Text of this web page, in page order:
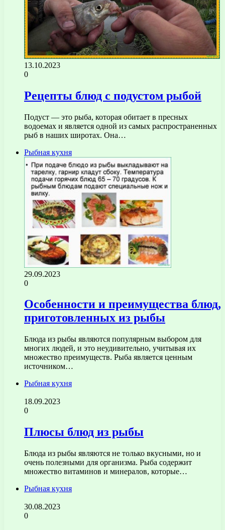
13.10.2023
0
Рецепты блюд с подустом рыбой
Подуст — это рыба, которая обитает в пресных
водоемах и является одной из самых распространенных
рыб в наших широтах. Она…
Рыбная кухня
29.09.2023
0
Особенности и преимущества блюд,
приготовленных из рыбы
Блюда из рыбы являются популярным выбором для
многих людей, и это неудивительно, учитывая их
множество преимуществ. Рыба является ценным
источником…
Рыбная кухня
18.09.2023
0
Плюсы блюд из рыбы
Блюда из рыбы являются не только вкусными, но и
очень полезными для организма. Рыба содержит
множество витаминов и минералов, которые…
Рыбная кухня
30.08.2023
0